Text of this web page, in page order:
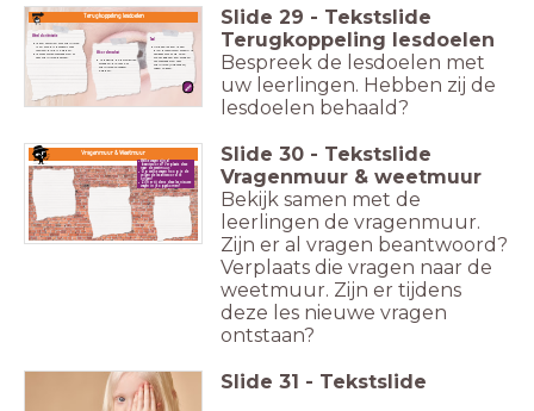
Wereldoriëntatie
Ik kan vertellen wat albinisme
is en wat dit betekent voor
Ik weet welke vooroordelen er
over albinisme bestaan.
Terugkoppeling lesdoelen
Woordenschat
Ik begrijp de belangrijke
woorden die met het
albinisme te maken
hebben.
Taal
Na deze les kan ik een
plan presenteren waarin ik
aangeef wat er op onze
school gedaan kan worden
om vooroordelen over
albinisme (nog verder)
tegen te gaan.
Slide 29 - Tekstslide
Terugkoppeling lesdoelen
Bespreek de lesdoelen met
uw leerlingen. Hebben zij de
lesdoelen behaald?
Vragenmuur & Weetmuur
Welke vragen zijn al
beantwoord? Verplaats deze
naar de weetmuur.
Op welke vragen hoop je de
volgende les antwoord te
krijgen?
Zijn er tijdens deze les nieuwe
vragen in je opgekomen?
Slide 30 - Tekstslide
Vragenmuur & weetmuur
Bekijk samen met de
leerlingen de vragenmuur.
Zijn er al vragen beantwoord?
Verplaats die vragen naar de
weetmuur. Zijn er tijdens
deze les nieuwe vragen
ontstaan?
Slide 31 - Tekstslide